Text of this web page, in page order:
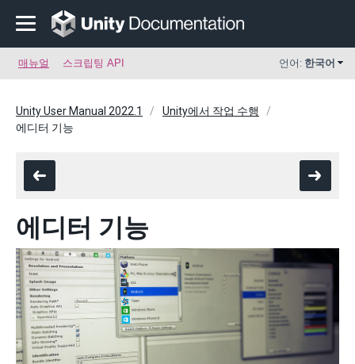
매뉴얼 스크립팅 API 언어: 한국어
Unity User Manual 2022.1
Unity에서 작업 수행
에디터 기능
에디터 기능